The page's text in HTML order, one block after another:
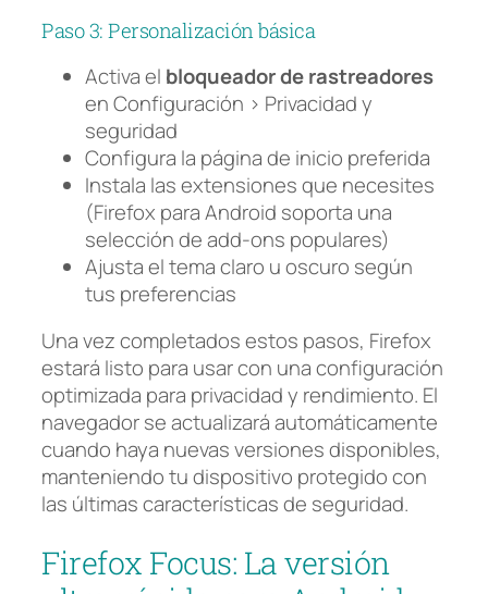
Paso 3: Personalización básica
Activa el bloqueador de rastreadores
en Configuración > Privacidad y
seguridad
Configura la página de inicio preferida
Instala las extensiones que necesites
(Firefox para Android soporta una
selección de add-ons populares)
Ajusta el tema claro u oscuro según
tus preferencias
Una vez completados estos pasos, Firefox
estará listo para usar con una configuración
optimizada para privacidad y rendimiento. El
navegador se actualizará automáticamente
cuando haya nuevas versiones disponibles,
manteniendo tu dispositivo protegido con
las últimas características de seguridad.
Firefox Focus: La versión